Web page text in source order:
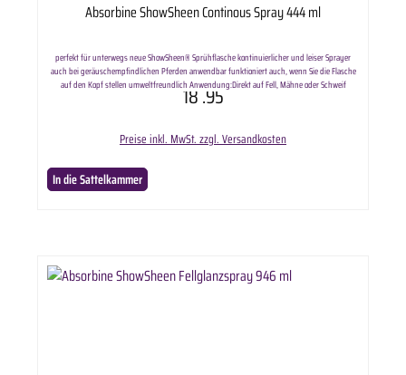
Absorbine ShowSheen Continous Spray 444 ml
perfekt für unterwegs neue ShowSheen® Sprühflasche kontinuierlicher und leiser Sprayer
auch bei geräuschempfindlichen Pferden anwendbar funktioniert auch, wenn Sie die Flasche
auf den Kopf stellen umweltfreundlich Anwendung:Direkt auf Fell, Mähne oder Schweif
aufsprühen - einwirken lassen - danach durchbürsten - Sattel- und Gamaschenlage
18.95
Preise inkl. MwSt. zzgl. Versandkosten
In die Sattelkammer